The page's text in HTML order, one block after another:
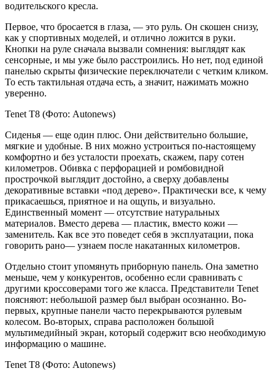
водительского кресла.
Первое, что бросается в глаза, — это руль. Он скошен снизу,
как у спортивных моделей, и отлично ложится в руки.
Кнопки на руле сначала вызвали сомнения: выглядят как
сенсорные, и мы уже было расстроились. Но нет, под единой
панелью скрыты физические переключатели с четким кликом.
То есть тактильная отдача есть, а значит, нажимать можно
уверенно.
Tenet T8 (Фото: Autonews)
Сиденья — еще один плюс. Они действительно большие,
мягкие и удобные. В них можно устроиться по-настоящему
комфортно и без усталости проехать, скажем, пару сотен
километров. Обивка с перфорацией и ромбовидной
прострочкой выглядит достойно, а сверху добавлены
декоративные вставки «под дерево». Практически все, к чему
прикасаешься, приятное и на ощупь, и визуально.
Единственный момент — отсутствие натуральных
материалов. Вместо дерева — пластик, вместо кожи —
заменитель. Как все это поведет себя в эксплуатации, пока
говорить рано— узнаем после накатанных километров.
Отдельно стоит упомянуть приборную панель. Она заметно
меньше, чем у конкурентов, особенно если сравнивать с
другими кроссоверами того же класса. Представители Tenet
поясняют: небольшой размер был выбран осознанно. Во-
первых, крупные панели часто перекрываются рулевым
колесом. Во-вторых, справа расположен большой
мультимедийный экран, который содержит всю необходимую
информацию о машине.
Tenet T8 (Фото: Autonews)